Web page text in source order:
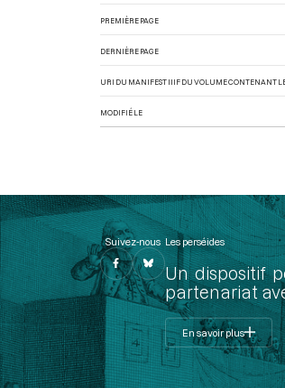
PREMIÈRE PAGE
DERNIÈRE PAGE
URI DU MANIFEST IIIF DU VOLUME CONTENANT
MODIFIÉ LE
Suivez-nous Les perséides
Un dispositif
partenariat
En savoir plus